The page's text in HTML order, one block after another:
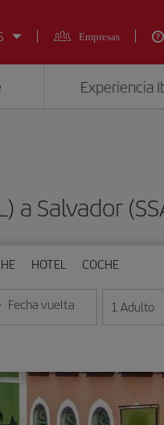
Empresas
Experiencia
a Salvador
HOTEL COCHE
día/mes/año
Fecha vuelta
la fecha en formato día/
1 Adulto